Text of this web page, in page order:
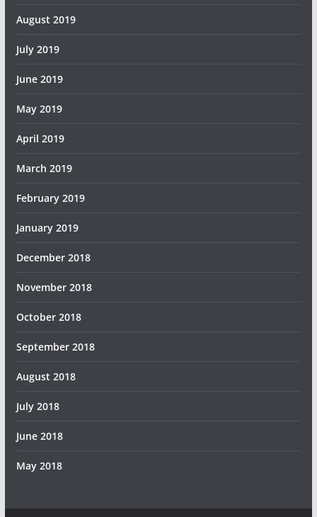
August 2019
July 2019
June 2019
May 2019
April 2019
March 2019
February 2019
January 2019
December 2018
November 2018
October 2018
September 2018
August 2018
July 2018
June 2018
May 2018